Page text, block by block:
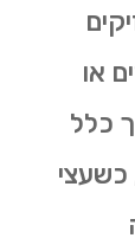
או
כלל